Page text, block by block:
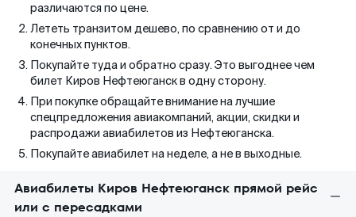
различаются по цене.
Лететь транзитом дешево, по сравнению от и до
конечных пунктов.
Покупайте туда и обратно сразу. Это выгоднее чем
билет Киров Нефтеюганск в одну сторону.
При покупке обращайте внимание на лучшие
спецпредложения авиакомпаний, акции, скидки и
распродажи авиабилетов из Нефтеюганска.
Покупайте авиабилет на неделе, а не в выходные.
Авиабилеты Киров Нефтеюганск прямой рейс
или с пересадками